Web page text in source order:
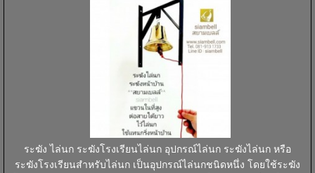
ระฆัง ไล่นก ระฆังโรงเรียนไล่นก อุปกรณ์ไล่นก ระฆังไล่นก หรือ
ระฆังโรงเรียนสำหรับไล่นก เป็นอุปกรณ์ไล่นกชนิดหนึ่ง โดยใช้ระฆัง